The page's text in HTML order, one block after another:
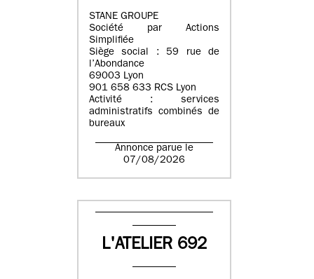
STANE GROUPE
Société par Actions
Simplifiée
Siège social : 59 rue de
l’Abondance
69003 Lyon
901 658 633 RCS Lyon
Activité : services
administratifs combinés de
bureaux
Annonce parue le
07/08/2026
L'ATELIER 692